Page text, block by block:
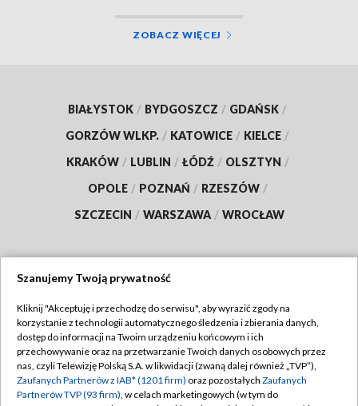
ZOBACZ WIĘCEJ
BIAŁYSTOK / BYDGOSZCZ / GDAŃSK /
GORZÓW WLKP. / KATOWICE / KIELCE /
KRAKÓW / LUBLIN / ŁÓDŹ / OLSZTYN /
OPOLE / POZNAŃ / RZESZÓW /
SZCZECIN / WARSZAWA / WROCŁAW
TVP
Abonament TVP
Emisja w TVP
Regulamin TVP
Polityka prywatności
Szanujemy Twoją prywatność
Kliknij "Akceptuję i przechodzę do serwisu", aby wyrazić zgody na
korzystanie z technologii automatycznego śledzenia i zbierania danych,
dostęp do informacji na Twoim urządzeniu końcowym i ich
przechowywanie oraz na przetwarzanie Twoich danych osobowych przez
nas, czyli Telewizję Polską S.A. w likwidacji (zwaną dalej również „TVP”),
Zaufanych Partnerów z IAB* (1201 firm) oraz pozostałych Zaufanych
Partnerów TVP (93 firm), w celach marketingowych (w tym do